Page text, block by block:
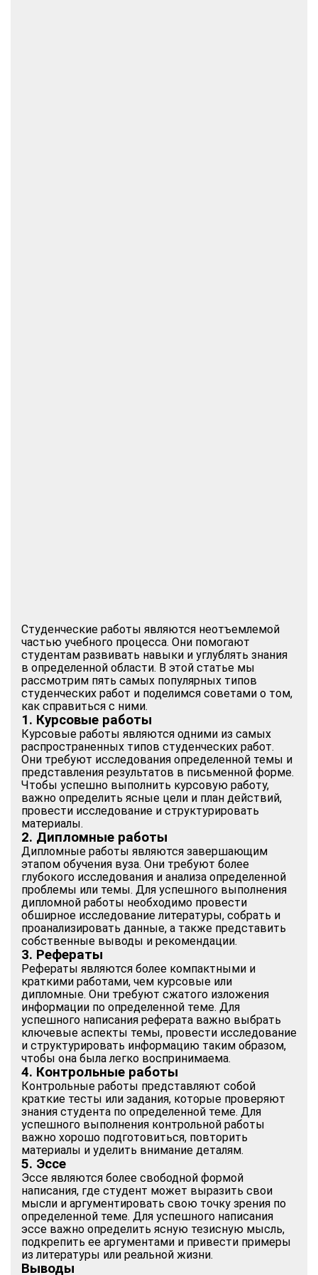
Студенческие работы являются неотъемлемой
частью учебного процесса. Они помогают
студентам развивать навыки и углублять знания
в определенной области. В этой статье мы
рассмотрим пять самых популярных типов
студенческих работ и поделимся советами о том,
как справиться с ними.
1. Курсовые работы
Курсовые работы являются одними из самых
распространенных типов студенческих работ.
Они требуют исследования определенной темы и
представления результатов в письменной форме.
Чтобы успешно выполнить курсовую работу,
важно определить ясные цели и план действий,
провести исследование и структурировать
материалы.
2. Дипломные работы
Дипломные работы являются завершающим
этапом обучения вуза. Они требуют более
глубокого исследования и анализа определенной
проблемы или темы. Для успешного выполнения
дипломной работы необходимо провести
обширное исследование литературы, собрать и
проанализировать данные, а также представить
собственные выводы и рекомендации.
3. Рефераты
Рефераты являются более компактными и
краткими работами, чем курсовые или
дипломные. Они требуют сжатого изложения
информации по определенной теме. Для
успешного написания реферата важно выбрать
ключевые аспекты темы, провести исследование
и структурировать информацию таким образом,
чтобы она была легко воспринимаема.
4. Контрольные работы
Контрольные работы представляют собой
краткие тесты или задания, которые проверяют
знания студента по определенной теме. Для
успешного выполнения контрольной работы
важно хорошо подготовиться, повторить
материалы и уделить внимание деталям.
5. Эссе
Эссе являются более свободной формой
написания, где студент может выразить свои
мысли и аргументировать свою точку зрения по
определенной теме. Для успешного написания
эссе важно определить ясную тезисную мысль,
подкрепить ее аргументами и привести примеры
из литературы или реальной жизни.
Выводы